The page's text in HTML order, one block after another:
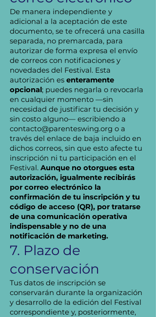
De manera independiente y
adicional a la aceptación de este
documento, se te ofrecerá una casilla
separada, no premarcada, para
autorizar de forma expresa el envío
de correos con notificaciones y
novedades del Festival. Esta
autorización es enteramente
opcional; puedes negarla o revocarla
en cualquier momento —sin
necesidad de justificar tu decisión y
sin costo alguno— escribiendo a
contacto@parenteswing.org o a
través del enlace de baja incluido en
dichos correos, sin que esto afecte tu
inscripción ni tu participación en el
Festival. Aunque no otorgues esta
autorización, igualmente recibirás
por correo electrónico la
confirmación de tu inscripción y tu
código de acceso (QR), por tratarse
de una comunicación operativa
indispensable y no de una
notificación de marketing.
7. Plazo de
conservación
Tus datos de inscripción se
conservarán durante la organización
y desarrollo de la edición del Festival
correspondiente y, posteriormente,